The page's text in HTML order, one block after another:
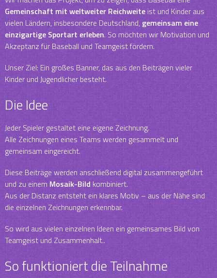
Gemeinschaft mit weltweiter Reichweite ist und Kinder aus
vielen Ländern, insbesondere Deutschland, gemeinsam eine
einzigartige Sportart erleben. So möchten wir Motivation und
Akzeptanz für Baseball und Teamgeist fördern.
Unser Ziel: Ein großes Banner, das aus den Beiträgen vieler
Kinder und Jugendlicher besteht.
Die Idee
Jeder Spieler gestaltet eine eigene Zeichnung.
Alle Zeichnungen eines Teams werden gesammelt und
gemeinsam eingereicht.
Diese Beiträge werden anschließend digital zusammengeführt
und zu einemMosaik-Bildkombiniert.
Aus der Distanz entsteht ein klares Motiv – aus der Nähe sind
die einzelnen Zeichnungen erkennbar.
So wird aus vielen einzelnen Ideen ein gemeinsames Bild von
Teamgeist und Zusammenhalt..
So funktioniert die Teilnahme